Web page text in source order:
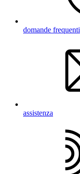
domande frequenti
assistenza